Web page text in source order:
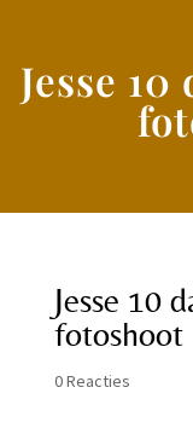
Jesse
Jesse 10
fotoshoot
0 Reacties